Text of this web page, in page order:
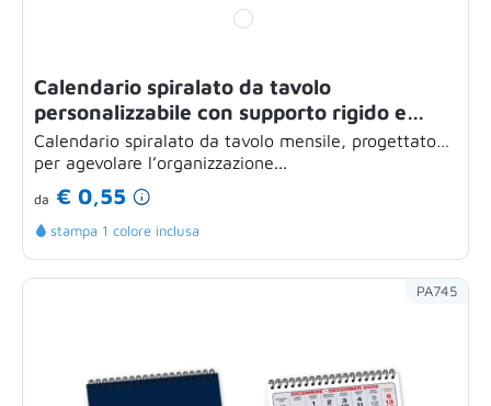
Calendario spiralato da tavolo
personalizzabile con supporto rigido e
tabella 2026
Calendario spiralato da tavolo mensile, progettato
per agevolare l’organizzazione...
da € 0,55
stampa 1 colore inclusa
PA745